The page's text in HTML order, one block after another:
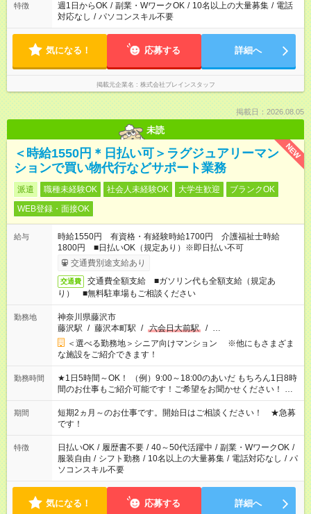
特徴 週1日からOK / 副業・WワークOK / 10名以上の大量募集 / 電話
対応なし / パソコンスキル不要
気になる！ 応募する 詳細へ
掲載元企業名 株式会社ブレインスタッフ
掲載日：2026.08.05
未読
NEW
＜時給1550円＊日払い可＞ラグジュアリーマン
ションで買い物代行などサポート業務
派遣 職種未経験OK 社会人未経験OK 大学生歓迎
ブランクOK
WEB登録・面接OK
給与
時給1550円 有資格・有経験時給1700円 介護福祉士時給
1800円 ■日払いOK（規定あり）※即日払い不可
交通費別途支給あり
交通費
交通費全額支給 ■ガソリン代も全額支給（規定あ
り） ■無料駐車場もご相談ください
勤務地
神奈川県藤沢市
藤沢駅 / 藤沢本町駅 / 六会日大前駅 / …
＜選べる勤務地＞シニア向けマンション ※他にもさまざま
な施設をご紹介できます！
勤務時間
★1日5時間～OK！ （例）9:00～18:00のあいだ もちろん1日8時
間のお仕事もご紹介可能です！ご希望をお聞かせください！ ★
家庭の都合でお休みが必要な場合も遠慮なくご相談ください。
※週最低15時間以上の勤務が必要です
期間
短期2ヵ月～のお仕事です。開始日はご相談ください！ ★急募
です！
特徴 日払いOK / 履歴書不要 / 40～50代活躍中 / 副業・WワークOK /
服装自由 / シフト勤務 / 10名以上の大量募集 / 電話対応なし / パ
ソコンスキル不要
気になる！ 応募する 詳細へ